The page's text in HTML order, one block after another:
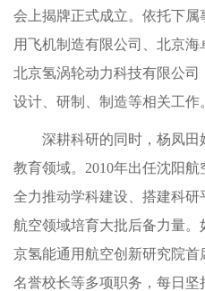
会上揭牌正式成立。依托下
用飞机制造有限公司、北京海
北京氢涡轮动力科技有限公
设计、研制、制造等相关工作
深耕科研的同时，杨凤
教育领域。2010年出任沈阳
全力推动学科建设、搭建科
航空领域培育大批后备力量
京氢能通用航空创新研究院
名誉校长等多项职务，每日